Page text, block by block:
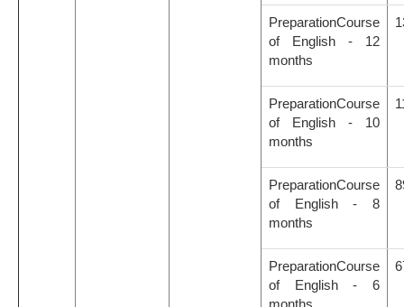
PreparationCourse
of English - 12
months
PreparationCourse
of English - 10
months
PreparationCourse
of English - 8
months
PreparationCourse
of English - 6